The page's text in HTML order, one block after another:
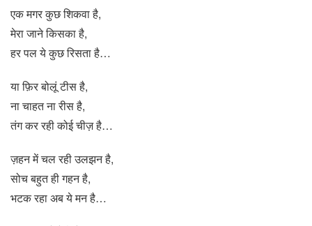
एक मगर कुछ शिकवा है,
मेरा जाने किसका है,
हर पल ये कुछ रिसता है…
या फ़िर बोलूं टीस है,
ना चाहत ना रीस है,
तंग कर रही कोई चीज़ है…
ज़हन में चल रही उलझन है,
सोच बहुत ही गहन है,
भटक रहा अब ये मन है…